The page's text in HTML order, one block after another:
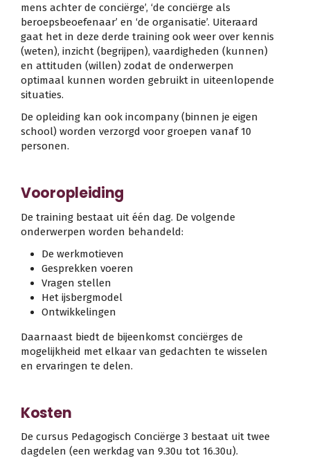
mens achter de conciërge’, ‘de conciërge als
beroepsbeoefenaar’ en ‘de organisatie’. Uiteraard
gaat het in deze derde training ook weer over kennis
(weten), inzicht (begrijpen), vaardigheden (kunnen)
en attituden (willen) zodat de onderwerpen
optimaal kunnen worden gebruikt in uiteenlopende
situaties.
De opleiding kan ook incompany (binnen je eigen
school) worden verzorgd voor groepen vanaf 10
personen.
Vooropleiding
De training bestaat uit één dag. De volgende
onderwerpen worden behandeld:
De werkmotieven
Gesprekken voeren
Vragen stellen
Het ijsbergmodel
Ontwikkelingen
Daarnaast biedt de bijeenkomst conciërges de
mogelijkheid met elkaar van gedachten te wisselen
en ervaringen te delen.
Kosten
De cursus Pedagogisch Conciërge 3 bestaat uit twee
dagdelen (een werkdag van 9.30u tot 16.30u).